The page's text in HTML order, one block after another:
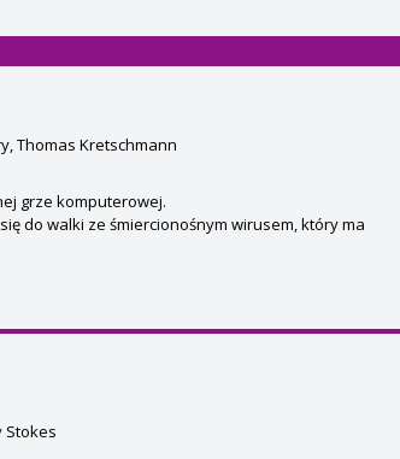
Thomas Kretschmann
grze komputerowej.
do walki ze śmiercionośnym wirusem, który ma
Stokes